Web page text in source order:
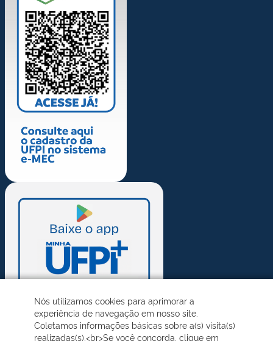
Nós utilizamos cookies para aprimorar a
experiência de navegação em nosso site.
Coletamos informações básicas sobre a(s) visita(s)
realizadas(s).<br>Se você concorda, clique em